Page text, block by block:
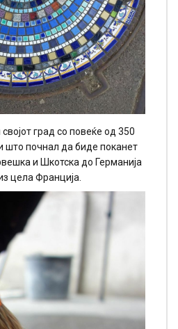
својот град со повеќе од 350
што почнал да биде поканет
и Шкотска до Германија
цела Франција.